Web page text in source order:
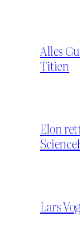
Alles
Titien
Elon
Lars